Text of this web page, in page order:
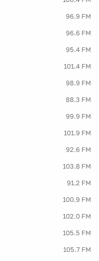
96.9 FM
96.6 FM
95.4 FM
101.4 FM
98.9 FM
88.3 FM
99.9 FM
101.9 FM
92.6 FM
103.8 FM
91.2 FM
100.9 FM
102.0 FM
105.5 FM
105.7 FM